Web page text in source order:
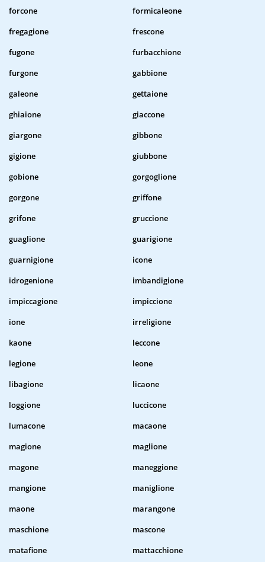
forcone
formicaleone
fregagione
frescone
fugone
furbacchione
furgone
gabbione
galeone
gettaione
ghiaione
giaccone
giargone
gibbone
gigione
giubbone
gobione
gorgoglione
gorgone
griffone
grifone
gruccione
guaglione
guarigione
guarnigione
icone
idrogenione
imbandigione
impiccagione
impiccione
ione
irreligione
kaone
leccone
legione
leone
libagione
licaone
loggione
luccicone
lumacone
macaone
magione
maglione
magone
maneggione
mangione
maniglione
maone
marangone
maschione
mascone
matafione
mattacchione